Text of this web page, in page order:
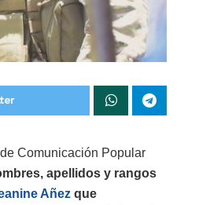
Comunicación Popular
apellidos y rangos
Añez que